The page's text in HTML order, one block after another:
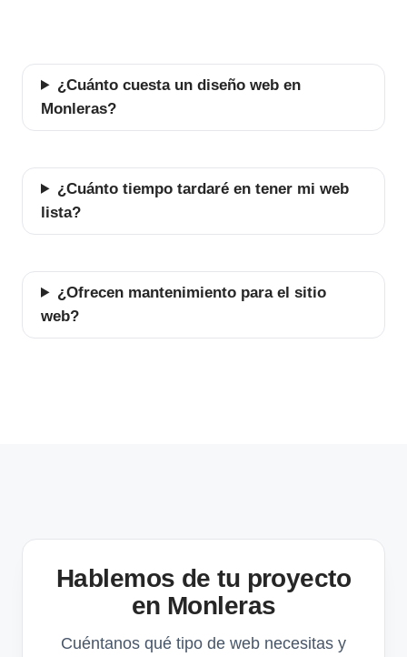
¿Cuánto cuesta un diseño web en
Monleras?
¿Cuánto tiempo tardaré en tener mi web
lista?
¿Ofrecen mantenimiento para el sitio
web?
Hablemos de tu proyecto
en Monleras
Cuéntanos qué tipo de web necesitas y